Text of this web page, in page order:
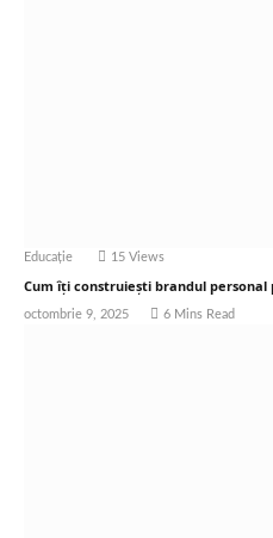
Educație 15 Views
Cum îți construiești brandul personal
octombrie 9, 2025 6 Mins Read